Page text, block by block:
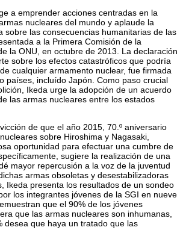
a emprender acciones centradas en la
nucleares del mundo y aplaude la
sobre las consecuencias humanitarias de las
a la Primera Comisión de la
la ONU, en octubre de 2013. La declaración
sobre los efectos catastróficos que podría
cualquier armamento nuclear, fue firmada
países, incluído Japón. Como paso crucial
Ikeda urge la adopción de un acuerdo
las armas nucleares entre los estados
de que el año 2015, 70.º aniversario
sobre Hiroshima y Nagasaki,
oportunidad para efectuar una cumbre de
sugiere la realización de una
mayor repercusión a la voz de la juventud
armas obsoletas y desestabilizadoras
Ikeda presenta los resultados de un sondeo
los integrantes jóvenes de la SGI en nueve
que el 90% de los jóvenes
que las armas nucleares son inhumanas,
desea que haya un tratado que las